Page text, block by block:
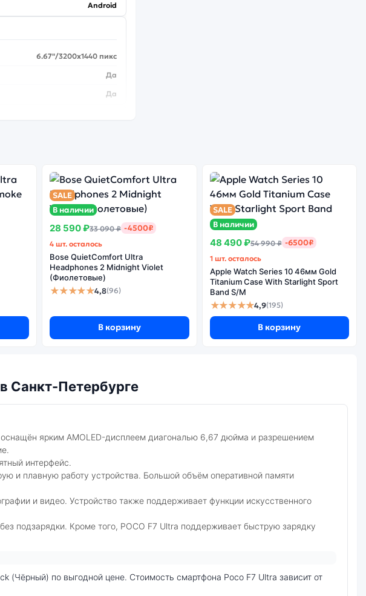
Android
6.67"/3200x1440 пикс
Да
Да
3 шт.
50/32/50
Да
32 Мпикс
SALE
В наличии
28 590 ₽33 090 ₽ -4500₽
4 шт. осталось
Bose QuietComfort Ultra
Headphones 2 Midnight Violet
(Фиолетовые)
★★★★★4,8(96)
В корзину
SALE
В наличии
48 490 ₽54 990 ₽ -6500₽
1 шт. осталось
Apple Watch Series 10 46мм Gold
Titanium Case With Starlight Sport
Band S/M
★★★★★4,9(195)
В корзину
Санкт-Петербурге
ярким AMOLED-дисплеем диагональю 6,67 дюйма и разрешением
интерфейс.
и плавную работу устройства. Большой объём оперативной памяти
и видео. Устройство также поддерживает функции искусственного
подзарядки. Кроме того, POCO F7 Ultra поддерживает быструю зарядку